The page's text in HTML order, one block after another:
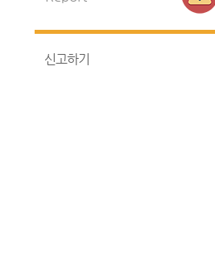
신고하기